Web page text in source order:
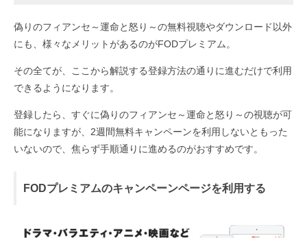
偽りのフィアンセ～運命と怒り～の無料視聴やダウンロード以外
にも、様々なメリットがあるのがFODプレミアム。
その全てが、ここから解説する登録方法の通りに進むだけで利用
できるようになります。
登録したら、すぐに偽りのフィアンセ～運命と怒り～の視聴が可
能になりますが、2週間無料キャンペーンを利用しないともった
いないので、焦らず手順通りに進めるのがおすすめです。
FODプレミアムのキャンペーンページを利用する